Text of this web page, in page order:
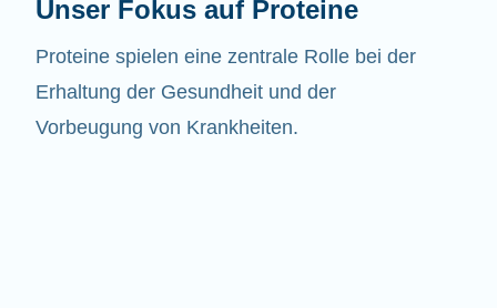
Unser Fokus auf Proteine
Proteine spielen eine zentrale Rolle bei der
Erhaltung der Gesundheit und der
Vorbeugung von Krankheiten.